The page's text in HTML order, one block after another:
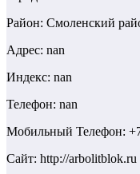
Район: Смоленский
Адрес: nan
Индекс: nan
Телефон: nan
Мобильный Телефон:
Сайт: http://arbolitblok.ru